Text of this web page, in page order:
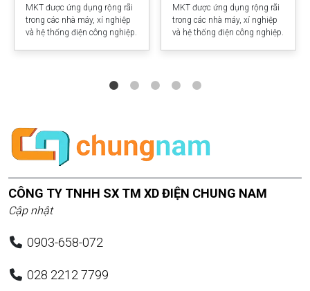
MKT được ứng dụng rộng rãi
trong các nhà máy, xí nghiệp
và hệ thống điện công nghiệp.
MKT được ứng dụng rộng rãi
trong các nhà máy, xí nghiệp
và hệ thống điện công nghiệp.
CÔNG TY TNHH SX TM XD ĐIỆN CHUNG NAM
Cập nhật
0903-658-072
028 2212 7799